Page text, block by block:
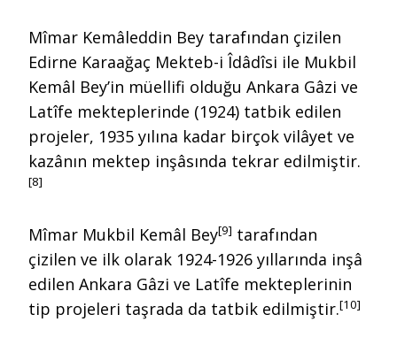
Mîmar Kemâleddin Bey tarafından çizilen
Edirne Karaağaç Mekteb-i Îdâdîsi ile Mukbil
Kemâl Bey’in müellifi olduğu Ankara Gâzi ve
Latîfe mekteplerinde (1924) tatbik edilen
projeler, 1935 yılına kadar birçok vilâyet ve
kazânın mektep inşâsında tekrar edilmiştir.
[8]
Mîmar Mukbil Kemâl Bey[9] tarafından
çizilen ve ilk olarak 1924-1926 yıllarında inşâ
edilen Ankara Gâzi ve Latîfe mekteplerinin
tip projeleri taşrada da tatbik edilmiştir.[10]